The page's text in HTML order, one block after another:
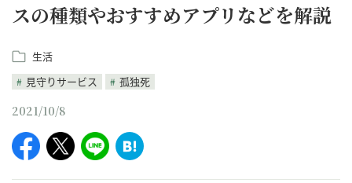
スの種類やおすすめアプリなどを解説
生活
見守りサービス
孤独死
2021/10/8